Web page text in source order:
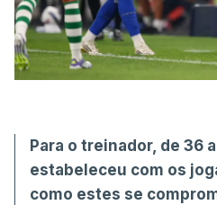
Para o treinador, de 36
estabeleceu com os
como estes se